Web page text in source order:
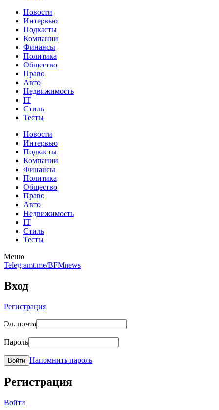
Новости
Интервью
Подкасты
Компании
Финансы
Политика
Общество
Право
Авто
Недвижимость
IT
Стиль
Тесты
Новости
Интервью
Подкасты
Компании
Финансы
Политика
Общество
Право
Авто
Недвижимость
IT
Стиль
Тесты
Меню
Telegramt.me/BFMnews
Вход
Регистрация
Эл. почта
Пароль
Войти Напомнить пароль
Регистрация
Войти